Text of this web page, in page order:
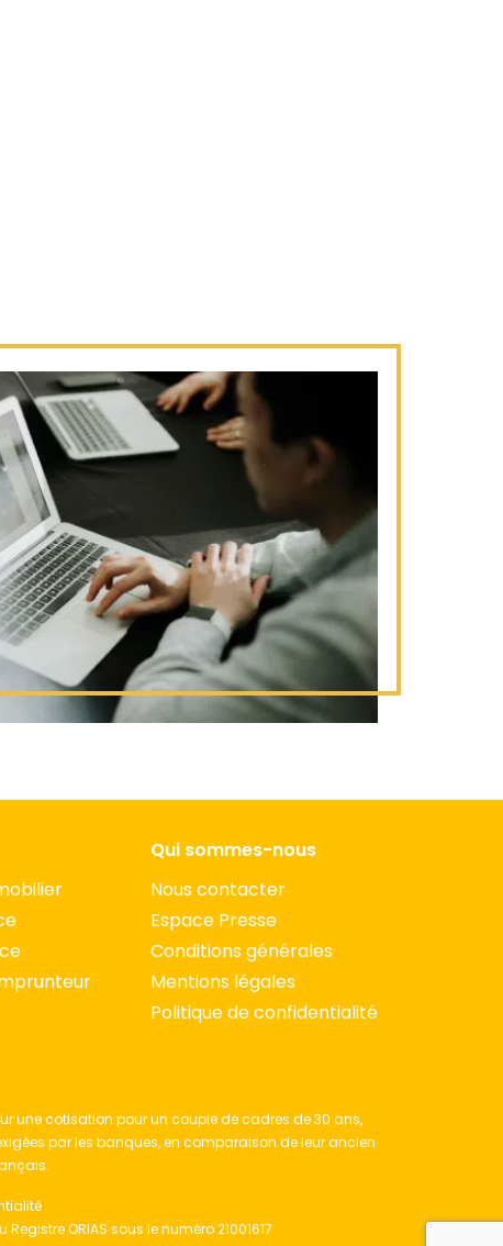
Qui sommes-nous
Nous contacter
Espace Presse
Conditions générales
Mentions légales
Politique de confidentialité
une cotisation pour un couple de cadres de 30 ans,
par les banques, en comparaison de leur ancien
ORIAS sous le numéro 21001617